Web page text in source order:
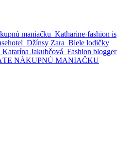
NÁKUPNÚ MANIAČKU